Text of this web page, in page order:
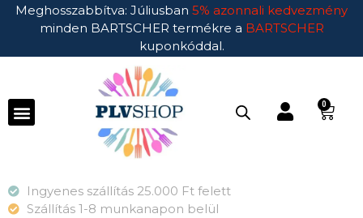
Meghosszabbítva: Júliusban 5% azonnali kedvezmény
minden BARTSCHER termékre a BARTSCHER
kuponkóddal.
0
Ingyenes szállítás 25.000 Ft felett
Szállítás 1-8 munkanapon belül